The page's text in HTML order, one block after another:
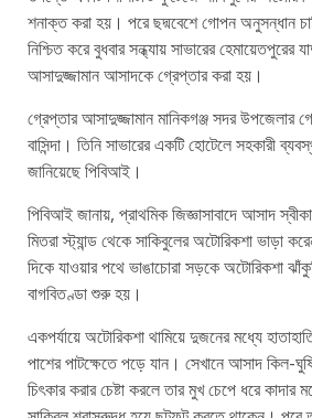
শনাক্ত করা হয়। পরে ছদ্মবেশে গোপন অনুসন্ধান
নিশ্চিত করে বুধবার সন্ধ্যায় সাভারের হেমায়েতপুরের
আসাদুজ্জামান আসাদকে গ্রেপ্তার করা হয়।
গ্রেপ্তার আসাদুজ্জামান মানিকগঞ্জ সদর উপজেলার
বাসিন্দা। তিনি সাভারের একটি হোটেলে সহকারী
জানিয়েছে পিবিআই।
পিবিআই জানায়, প্রাথমিক জিজ্ঞাসাবাদে আসাদ
মিতরা স্ট্যান্ড থেকে সাকিবুলের অটোরিকশা ভাড়া
দিকে যাওয়ার পথে ভাঙাচোরা সড়কে অটোরিকশা
বাগবিতণ্ডা শুরু হয়।
একপর্যায়ে অটোরিকশা থামিয়ে দুজনের মধ্যে
পাশের পাটক্ষেতে পড়ে যান। সেখানে আসাদ কিল-
চিৎকার করার চেষ্টা করলে তার মুখ চেপে ধরে